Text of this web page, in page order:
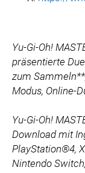
Yu-Gi-Oh!
präsentierte
zum
Modus, Online-
Yu-Gi-Oh!
Download mit
PlayStation®4,
Nintendo